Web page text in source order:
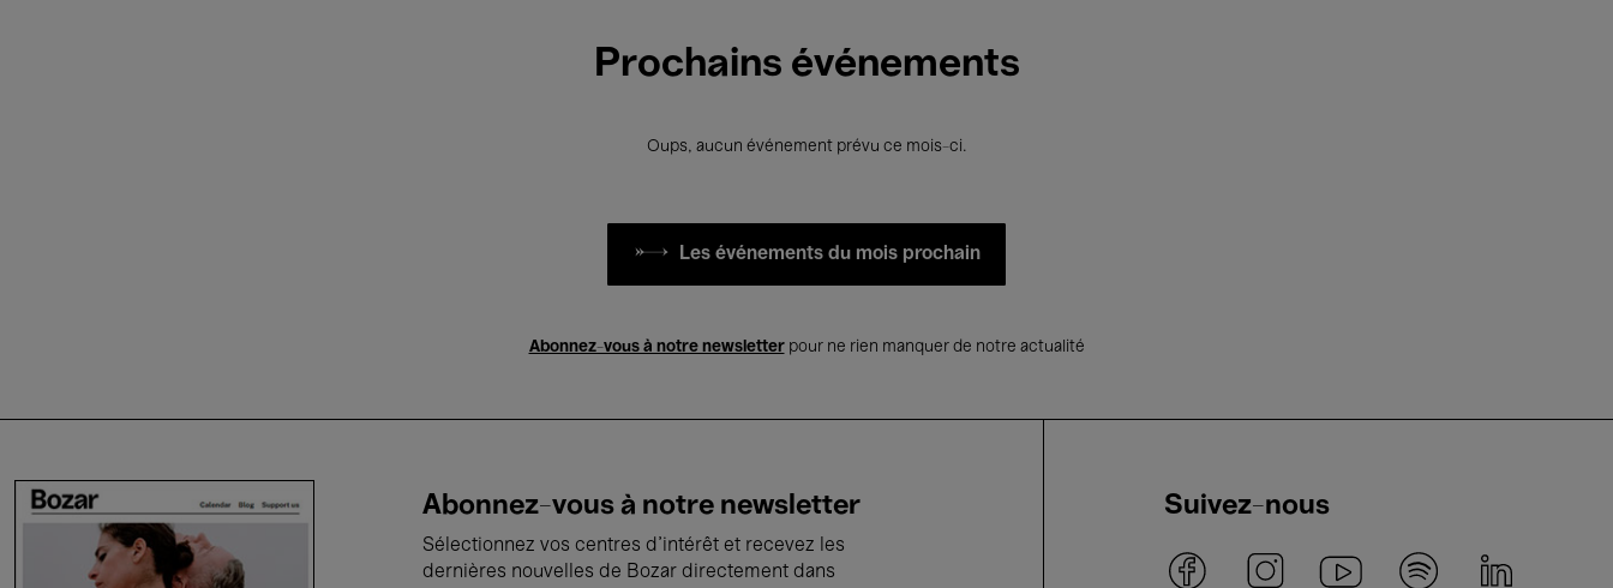
Prochains événements
Oups, aucun événement prévu ce mois-ci.
Les événements du mois prochain
Abonnez-vous à notre newsletterpour ne rien manquer de notre actualité
Abonnez-vous à notre newsletter
Sélectionnez vos centres d'intérêt et recevez les
dernières nouvelles de Bozar directement dans
Suivez-nous